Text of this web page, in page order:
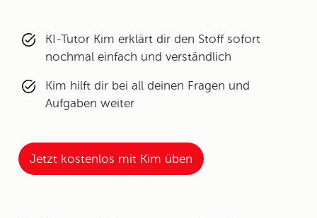
KI-Tutor Kim erklärt dir den Stoff sofort
nochmal einfach und verständlich
Kim hilft dir bei all deinen Fragen und
Aufgaben weiter
Jetzt kostenlos mit Kim üben